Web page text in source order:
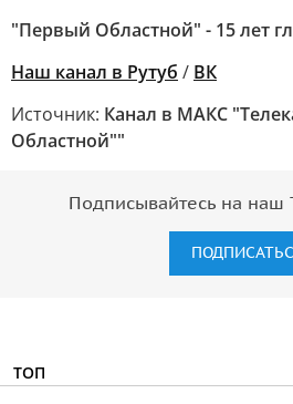
"Первый Областной" - 15 лет
Наш канал в Рутуб / ВК
Источник: Канал в МАКС
Областной""
Подписывайтесь на наш
ТОП